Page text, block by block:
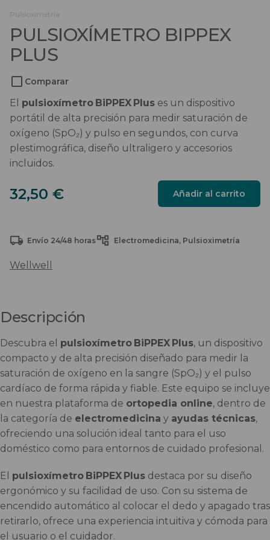
Pulsioximetría
PULSIOXÍMETRO BIPPEX
PLUS
Comparar
El pulsioxímetro BiPPEX Plus es un dispositivo
portátil de alta precisión para medir saturación de
oxígeno (SpO₂) y pulso en segundos, con curva
plestimográfica, diseño ultraligero y accesorios
incluidos.
32,50 €PULSIOXÍMETRO
BIPPEX
Añadir al carrito
Envío 24/48 horas Electromedicina Pulsioximetría
Wellwell
Descripción
Descubra el pulsioxímetro BiPPEX Plus, un dispositivo
compacto y de alta precisión diseñado para medir la
saturación de oxígeno en la sangre (SpO₂) y el pulso
cardíaco de forma rápida y fiable. Este equipo se incluye
en nuestra plataforma de ortopedia online, dentro de
la categoría de electromedicina y ayudas técnicas,
ofreciendo una solución ideal tanto para el uso
doméstico como para entornos de cuidado profesional.
El pulsioxímetro BiPPEX Plus destaca por su diseño
ergonómico y su facilidad de uso. Con su sistema de
encendido automático al colocar el dedo y apagado tras
retirarlo, ofrece una experiencia intuitiva y cómoda para
el usuario o el cuidador.
Scooters
Sillas de ruedas eléctricas
Sistemas de sujeción